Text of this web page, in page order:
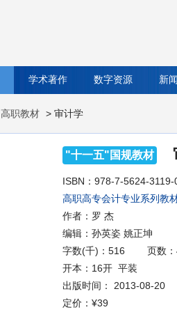
学术著作 数字资源 新
高职教材 > 审计学
"十一五"国规教材
ISBN：978-7-5624-3119-
高职高专会计专业系列教
作者：罗 杰
编辑：孙英姿 姚正坤
字数(千)：516
页数
开本：16开 平装
出版时间： 2013-08-20
定价： ¥39